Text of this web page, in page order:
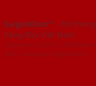
SaigonDoor™ - Hệ
hàng đầu Việt Nam
Copyright ⓒ 2016 – 2026
Đơn vị chủ quản SaigonDoor